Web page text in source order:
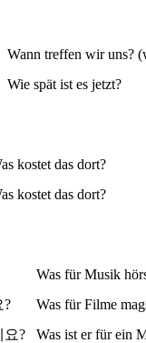
Wann treffen wir uns?
Wie spät ist es jetzt?
kostet das dort?
kostet das dort?
Was für Musik
?
Was für Filme
요? Was ist er für ein